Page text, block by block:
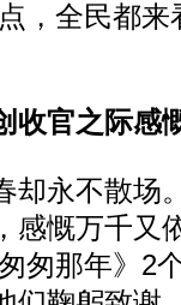
，全民都
收官之际感
永不散场
感慨万千又
匆那年》2